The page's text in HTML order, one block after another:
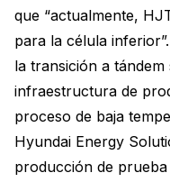
que “actualmente,
para la célula
la transición a
infraestructura de
proceso de baja
Hyundai Energy
producción de